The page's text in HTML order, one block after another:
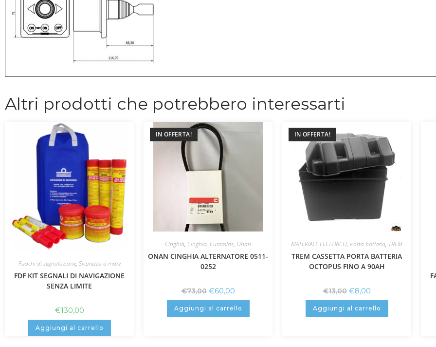
Altri prodotti che potrebbero interessarti
Fuochi di segnalazione, Sicurezza a mare
FDF KIT SEGNALI DI NAVIGAZIONE
SENZA LIMITE
€130,00
Aggiungi al carrello
IN OFFERTA!
Cinghia, Cinghia, Cummins, Onan
ONAN CINGHIA ALTERNATORE 0511-
0252
€73,00 €60,00
Aggiungi al carrello
IN OFFERTA!
MATERIALE ELETTRICO, Porta batteria, TREM
TREM CASSETTA PORTA BATTERIA
OCTOPUS FINO A 90AH
€13,00 €8,00
Aggiungi al carrello